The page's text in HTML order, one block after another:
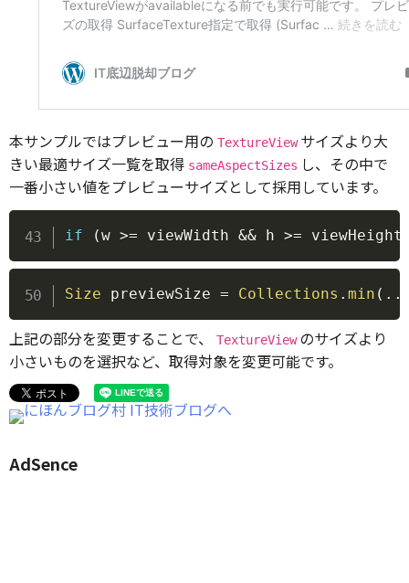
本サンプルではプレビュー用の TextureView サイズより大
きい最適サイズ一覧を取得 sameAspectSizes し、その中で
一番小さい値をプレビューサイズとして採用しています。
if (w >= viewWidth && h >= viewHeight
Copy
Size previewSize = Collections .min ( . .
Copy
上記の部分を変更することで、 TextureView のサイズより
小さいものを選択など、取得対象を変更可能です。
AdSence